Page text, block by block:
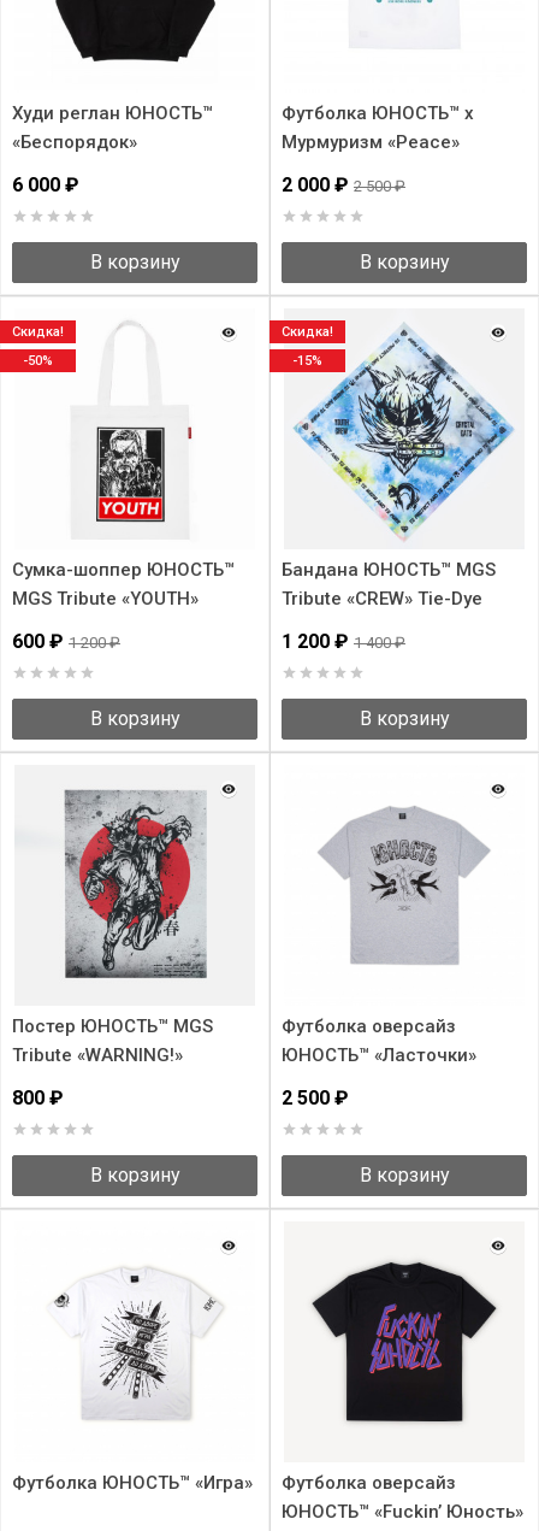
Худи реглан ЮНОСТЬ™
«Беспорядок»
6 000 ₽
В корзину
Футболка ЮНОСТЬ™ x
Мурмуризм «Peace»
2 000 ₽ 2 500 ₽
В корзину
Сумка-шоппер ЮНОСТЬ™
MGS Tribute «YOUTH»
600 ₽ 1 200 ₽
В корзину
Скидка!
-50%
Бандана ЮНОСТЬ™ MGS
Tribute «CREW» Tie-Dye
1 200 ₽ 1 400 ₽
В корзину
Скидка!
-15%
Постер ЮНОСТЬ™ MGS
Tribute «WARNING!»
800 ₽
В корзину
Футболка оверсайз
ЮНОСТЬ™ «Ласточки»
2 500 ₽
В корзину
Футболка ЮНОСТЬ™ «Игра»
Футболка оверсайз
ЮНОСТЬ™ «Fuсkin’ Юность»